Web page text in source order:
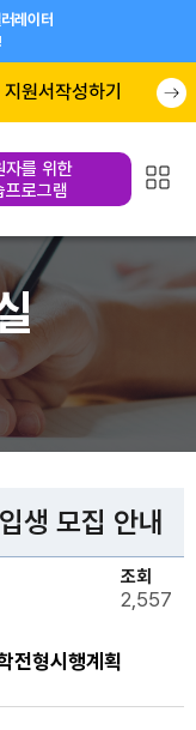
레이터
지원서작성하기
자를 위한
프로그램
생 모집 안내
조회
2,557
전형시행계획